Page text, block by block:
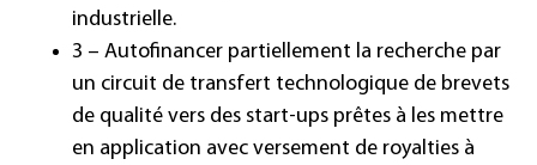
industrielle.
3 – Autofinancer partiellement la recherche par
un circuit de transfert technologique de brevets
de qualité vers des start-ups prêtes à les mettre
en application avec versement de royalties à